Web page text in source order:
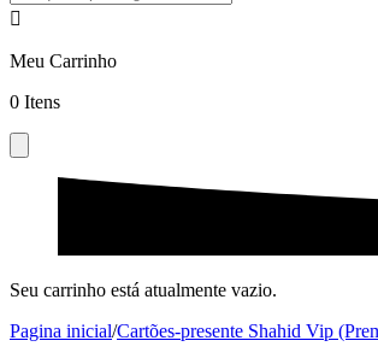
Meu Carrinho
0 Itens
Seu carrinho está atualmente vazio.
Pagina inicial/Cartões-presente Shahid Vip